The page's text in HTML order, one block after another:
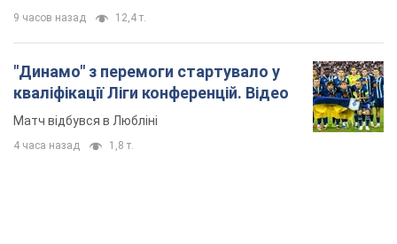
9 часов назад 12,4 т.
"Динамо" з перемоги стартувало у
кваліфікації Ліги конференцій. Відео
Матч відбувся в Любліні
4 часа назад 1,8 т.